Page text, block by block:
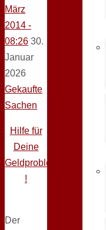
März
2014 -
08:26 30.
Januar
2026
Gekaufte
Sachen
Hilfe für
Deine
Geldprobleme
!
Der